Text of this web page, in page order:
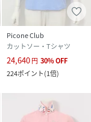
Picone Club
カットソー・Tシャツ
24,640円 30%OFF
224ポイント(1倍)